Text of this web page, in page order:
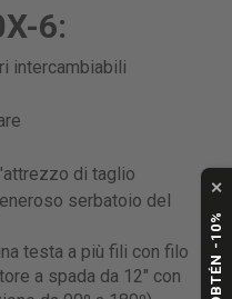
6:
intercambiabili
di taglio
serbatoio del
testa a più fili con filo
a spada da 12" con
✕